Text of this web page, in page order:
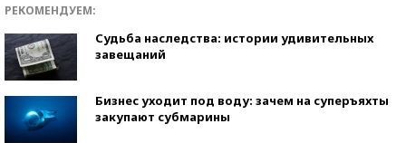
РЕКОМЕНДУЕМ:
Судьба наследства: истории удивительных
завещаний
Бизнес уходит под воду: зачем на суперъяхты
закупают субмарины